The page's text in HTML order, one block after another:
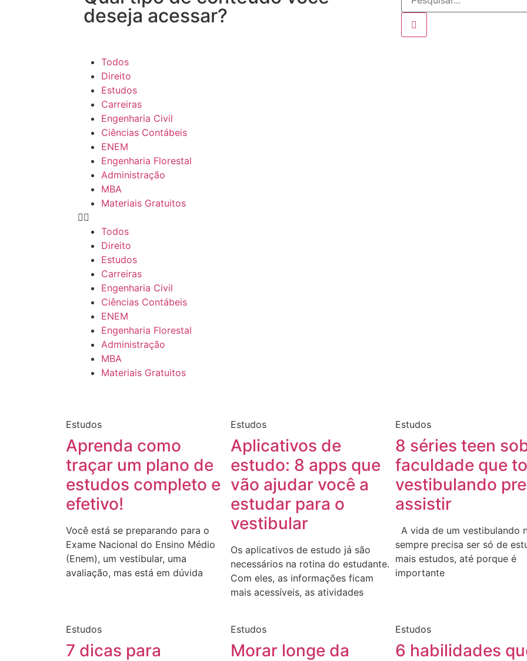
deseja acessar?
Todos
Direito
Estudos
Carreiras
Engenharia Civil
Ciências Contábeis
ENEM
Engenharia Florestal
Administração
MBA
Materiais Gratuitos
Todos
Direito
Estudos
Carreiras
Engenharia Civil
Ciências Contábeis
ENEM
Engenharia Florestal
Administração
MBA
Materiais Gratuitos
Estudos
Aprenda como
traçar um plano de
estudos completo e
efetivo!
Você está se preparando para o
Exame Nacional do Ensino Médio
(Enem), um vestibular, uma
avaliação, mas está em dúvida
Estudos
Aplicativos de
estudo: 8 apps que
vão ajudar você a
estudar para o
vestibular
Os aplicativos de estudo já são
necessários na rotina do estudante.
Com eles, as informações ficam
mais acessíveis, as atividades
Estudos
8 séries teen
faculdade que
vestibulando
assistir
A vida de um vestibulando
sempre precisa ser só de
mais estudos, até porque é
importante
Estudos
7 dicas para
Estudos
Morar longe da
Estudos
6 habilidades